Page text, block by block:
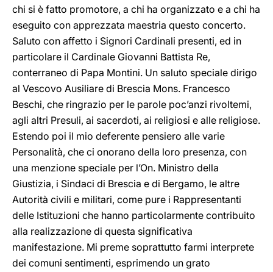
chi si è fatto promotore, a chi ha organizzato e a chi ha
eseguito con apprezzata maestria questo concerto.
Saluto con affetto i Signori Cardinali presenti, ed in
particolare il Cardinale Giovanni Battista Re,
conterraneo di Papa Montini. Un saluto speciale dirigo
al Vescovo Ausiliare di Brescia Mons. Francesco
Beschi, che ringrazio per le parole poc’anzi rivoltemi,
agli altri Presuli, ai sacerdoti, ai religiosi e alle religiose.
Estendo poi il mio deferente pensiero alle varie
Personalità, che ci onorano della loro presenza, con
una menzione speciale per l’On. Ministro della
Giustizia, i Sindaci di Brescia e di Bergamo, le altre
Autorità civili e militari, come pure i Rappresentanti
delle Istituzioni che hanno particolarmente contribuito
alla realizzazione di questa significativa
manifestazione. Mi preme soprattutto farmi interprete
dei comuni sentimenti, esprimendo un grato